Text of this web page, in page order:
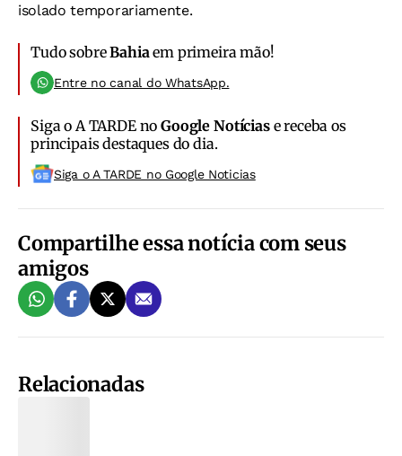
isolado temporariamente.
Tudo sobreBahia em primeira mão!
Entre no canal do WhatsApp.
Siga o A TARDE noGoogle Notíciase receba os
principais destaques do dia.
Siga o A TARDE no Google Noticias
Compartilhe essa notícia com seus
amigos
Relacionadas